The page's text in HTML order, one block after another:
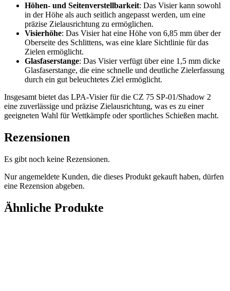
Höhen- und Seitenverstellbarkeit: Das Visier kann sowohl
in der Höhe als auch seitlich angepasst werden, um eine
präzise Zielausrichtung zu ermöglichen.
Visierhöhe: Das Visier hat eine Höhe von 6,85 mm über der
Oberseite des Schlittens, was eine klare Sichtlinie für das
Zielen ermöglicht.
Glasfaserstange: Das Visier verfügt über eine 1,5 mm dicke
Glasfaserstange, die eine schnelle und deutliche Zielerfassung
durch ein gut beleuchtetes Ziel ermöglicht.
Insgesamt bietet das LPA-Visier für die CZ 75 SP-01/Shadow 2
eine zuverlässige und präzise Zielausrichtung, was es zu einer
geeigneten Wahl für Wettkämpfe oder sportliches Schießen macht.
Rezensionen
Es gibt noch keine Rezensionen.
Nur angemeldete Kunden, die dieses Produkt gekauft haben, dürfen
eine Rezension abgeben.
Ähnliche Produkte